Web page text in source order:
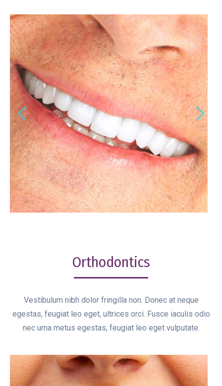
Orthodontics
Vestibulum nibh dolor fringilla non. Donec at neque
egestas, feugiat leo eget, ultrices orci. Fusce iaculis odio
nec urna metus egestas, feugiat leo eget vulputate.